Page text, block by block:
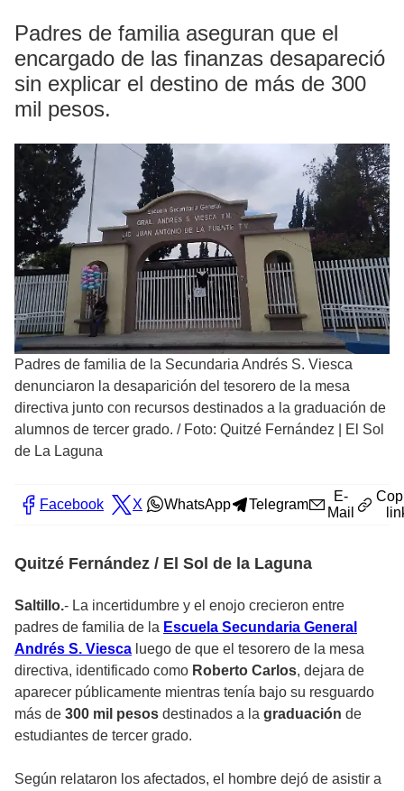
Padres de familia aseguran que el
encargado de las finanzas desapareció
sin explicar el destino de más de 300
mil pesos.
Padres de familia de la Secundaria Andrés S. Viesca
denunciaron la desaparición del tesorero de la mesa
directiva junto con recursos destinados a la graduación de
alumnos de tercer grado. / Foto: Quitzé Fernández | El Sol
de La Laguna
Facebook X WhatsApp Telegram
E-
Mail
Quitzé Fernández / El Sol de la Laguna
Saltillo.- La incertidumbre y el enojo crecieron entre
padres de familia de la Escuela Secundaria General
Andrés S. Viesca luego de que el tesorero de la mesa
directiva, identificado como Roberto Carlos, dejara de
aparecer públicamente mientras tenía bajo su resguardo
más de 300 mil pesos destinados a la graduación de
estudiantes de tercer grado.
Según relataron los afectados, el hombre dejó de asistir a